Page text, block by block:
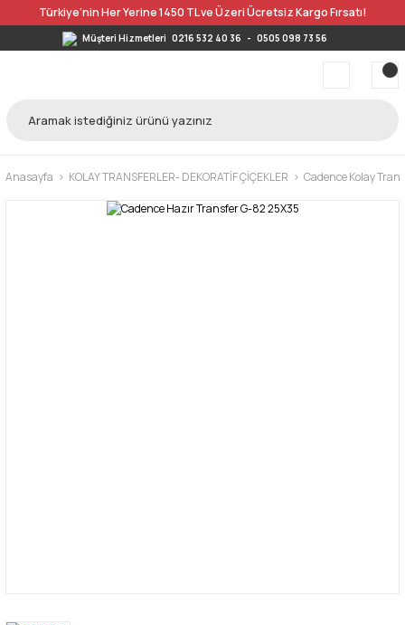
Türkiye’nin Her Yerine 1450 TL ve Üzeri Ücretsiz Kargo Fırsatı!
Müşteri Hizmetleri 0216 532 40 36 - 0505 098 73 56
Anasayfa KOLAY TRANSFERLER- DEKORATİF ÇİÇEKLER Cadence Kolay